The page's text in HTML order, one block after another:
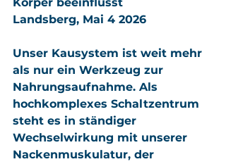
Landsberg, Mai 4 2026
Unser Kausystem ist weit mehr
als nur ein Werkzeug zur
Nahrungsaufnahme. Als
hochkomplexes Schaltzentrum
steht es in ständiger
Wechselwirkung mit unserer
Nackenmuskulatur, der